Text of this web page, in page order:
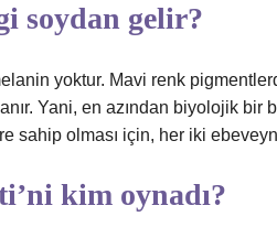
soydan gelir?
yoktur. Mavi renk
Yani, en azından biyolojik bir
sahip olması için, her iki
kim oynadı?